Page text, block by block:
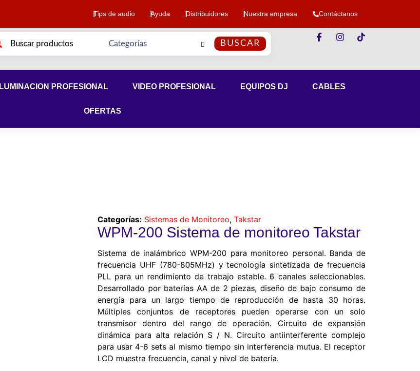
Tips de audio Ayuda Distribuidores Nuestra empresa Contáctanos
BUSCAR
ILUMINACION PROFESIONAL VIDEO PROFESIONAL EQUIPOS DJ CABLES
OFERTAS
Categorías: Sistemas de Monitoreo, Takstar
WPM-200 Sistema de monitoreo Takstar
Sistema de inalámbrico WPM-200 para monitoreo personal. Banda de
frecuencia UHF (780-805MHz) y tecnología sintetizada de frecuencia
PLL para un rendimiento de trabajo estable. 6 canales seleccionables.
Desarrollado por baterías AA de 2 piezas, diseño de bajo consumo de
energía para un largo tiempo de reproducción de hasta 30 horas.
Múltiples conjuntos de receptores pueden operarse con un solo
transmisor dentro del rango de operación. Circuito de expansión
dinámica para alta relación S / N. Circuito antiinterferente complejo
para usar 4-6 sets al mismo tiempo sin interferencia mutua. El receptor
LCD muestra frecuencia, canal y nivel de batería.